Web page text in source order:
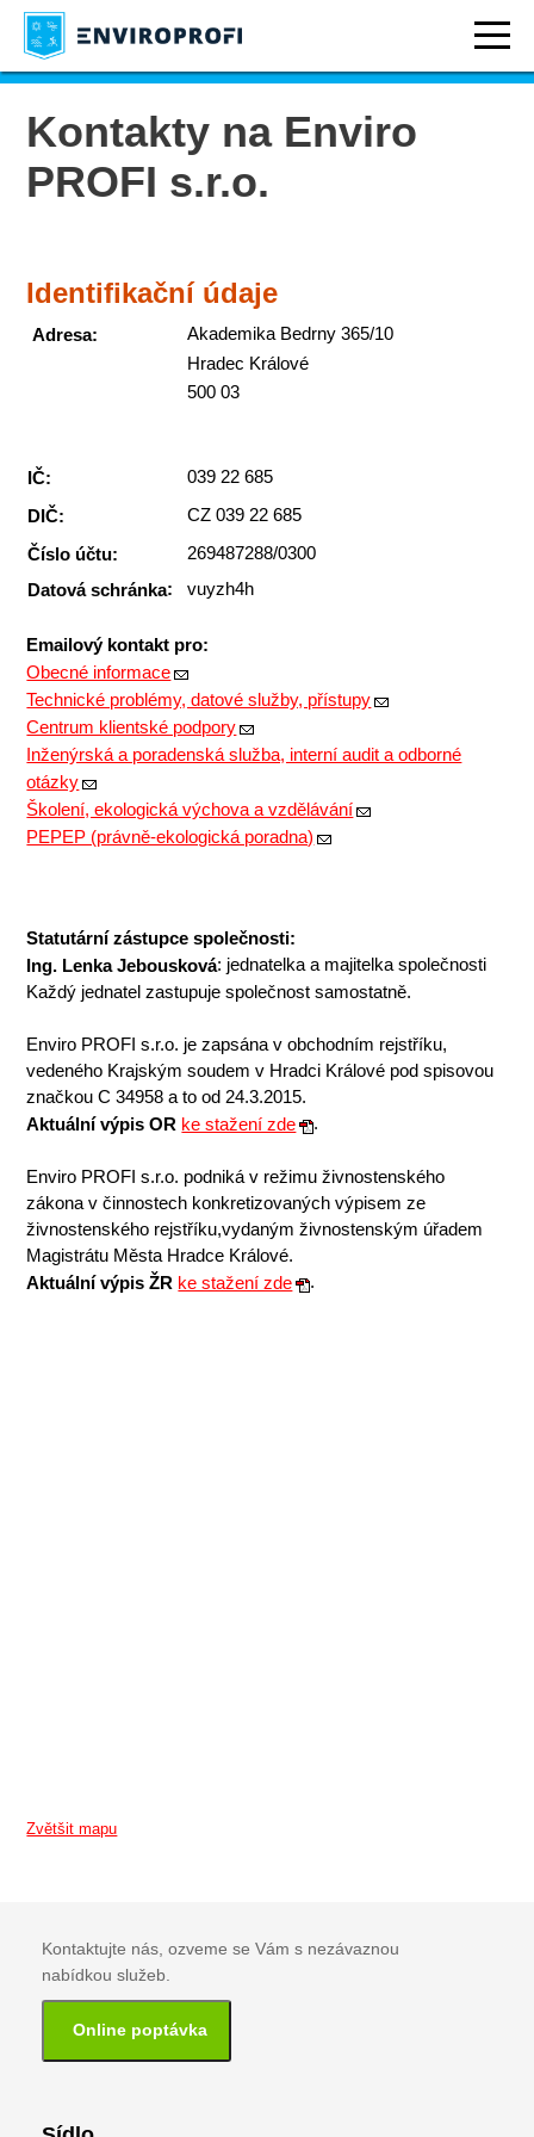
Kontakty na Enviro
PROFI s.r.o.
Identifikační údaje
Adresa:
Akademika Bedrny 365/10
Hradec Králové
500 03
IČ:
039 22 685
DIČ:
CZ 039 22 685
Číslo účtu:
269487288/0300
Datová schránka: vuyzh4h
Emailový kontakt pro:
Obecné informace
Technické problémy, datové služby, přístupy
Centrum klientské podpory
Inženýrská a poradenská služba, interní audit a odborné
otázky
Školení, ekologická výchova a vzdělávání
PEPEP (právně-ekologická poradna)
Statutární zástupce společnosti:
Ing. Lenka Jebousková: jednatelka a majitelka společnosti
Každý jednatel zastupuje společnost samostatně.
Enviro PROFI s.r.o. je zapsána v obchodním rejstříku,
vedeného Krajským soudem v Hradci Králové pod spisovou
značkou C 34958 a to od 24.3.2015.
Aktuální výpis OR ke stažení zde .
Enviro PROFI s.r.o. podniká v režimu živnostenského
zákona v činnostech konkretizovaných výpisem ze
živnostenského rejstříku,vydaným živnostenským úřadem
Magistrátu Města Hradce Králové.
Aktuální výpis ŽR ke stažení zde .
Zvětšit mapu
Kontaktujte nás, ozveme se Vám s nezávaznou
nabídkou služeb.
Online poptávka